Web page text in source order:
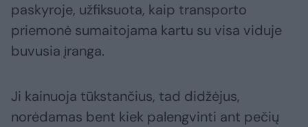
paskyroje, užfiksuota, kaip transporto
priemonė sumaitojama kartu su visa viduje
buvusia įranga.
Ji kainuoja tūkstančius, tad didžėjus,
norėdamas bent kiek palengvinti ant pečių